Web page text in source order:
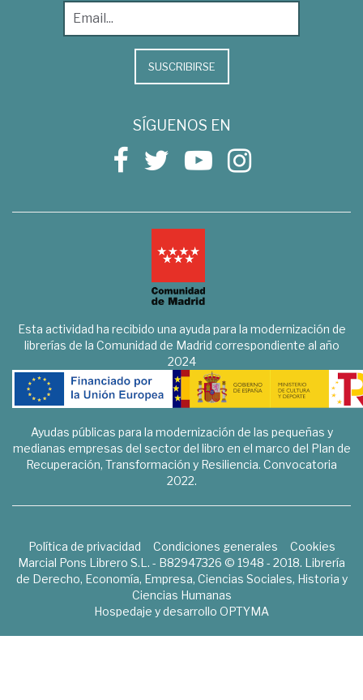
SUSCRIBIRSE
SÍGUENOS EN
Esta actividad ha recibido una ayuda para la modernización de
librerías de la Comunidad de Madrid correspondiente al año
2024
Ayudas públicas para la modernización de las pequeñas y
medianas empresas del sector del libro en el marco del Plan de
Recuperación, Transformación y Resiliencia. Convocatoria
2022.
Política de privacidad Condiciones generales
Cookies
Marcial Pons Librero S.L. - B82947326 © 1948 - 2018. Librería
de Derecho, Economía, Empresa, Ciencias Sociales, Historia y
Ciencias Humanas
Hospedaje y desarrollo OPTYMA